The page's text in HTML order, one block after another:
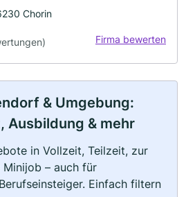
Chorin
Firma bewerten
& Umgebung:
Ausbildung & mehr
in Vollzeit, Teilzeit, zur
– auch für
Einfach filtern